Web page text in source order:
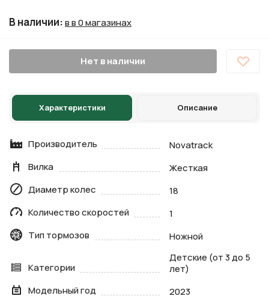
В наличии:в в 0 магазинах
Нет в наличии
Характеристики Описание
Производитель
Novatrack
Вилка
Жесткая
Диаметр колес
18
Количество скоростей
1
Тип тормозов
Ножной
Категории
Детские (от 3 до 5
лет)
Модельный год
2023